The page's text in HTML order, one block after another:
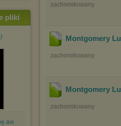
pliki
zachomikowany
Montgomery
zachomikowany
Montgomery
zachomikowany